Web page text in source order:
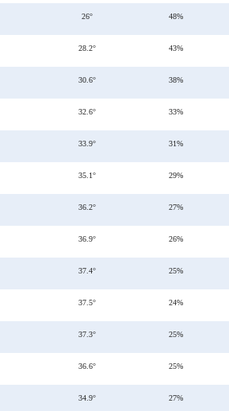
26°
48%
28.2°
43%
30.6°
38%
32.6°
33%
33.9°
31%
35.1°
29%
36.2°
27%
36.9°
26%
37.4°
25%
37.5°
24%
37.3°
25%
36.6°
25%
34.9°
27%